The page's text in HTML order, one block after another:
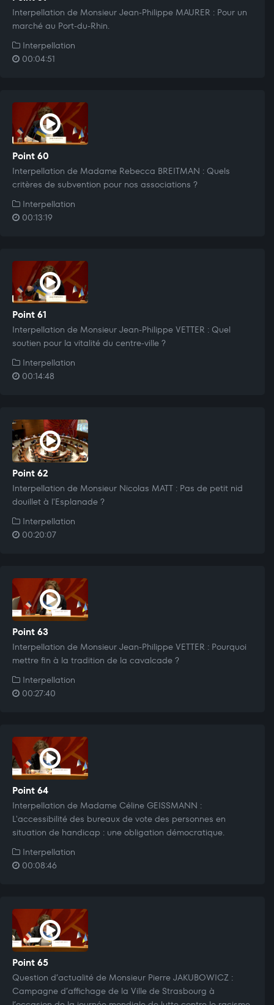
Interpellation de Monsieur Jean-Philippe MAURER : Pour un
marché au Port-du-Rhin.
Interpellation
00:04:51
Point 60
Interpellation de Madame Rebecca BREITMAN : Quels
critères de subvention pour nos associations ?
Interpellation
00:13:19
Point 61
Interpellation de Monsieur Jean-Philippe VETTER : Quel
soutien pour la vitalité du centre-ville ?
Interpellation
00:14:48
Point 62
Interpellation de Monsieur Nicolas MATT : Pas de petit nid
douillet à l'Esplanade ?
Interpellation
00:20:07
Point 63
Interpellation de Monsieur Jean-Philippe VETTER : Pourquoi
mettre fin à la tradition de la cavalcade ?
Interpellation
00:27:40
Point 64
Interpellation de Madame Céline GEISSMANN :
L'accessibilité des bureaux de vote des personnes en
situation de handicap : une obligation démocratique.
Interpellation
00:08:46
Point 65
Question d’actualité de Monsieur Pierre JAKUBOWICZ :
Campagne d’affichage de la Ville de Strasbourg à